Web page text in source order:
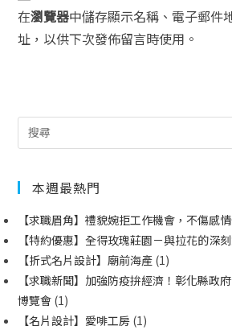
在瀏覽器中儲存顯示名稱、電子郵件
址，以供下次發佈留言時使用。
本週最熱門
【求職眉角】禮貌婉拒工作機會，不傷感
【特約優惠】全得玫瑰莊園－與拉花的深
【折式名片設計】廟前海產 (1)
【求職新聞】加強防疫拚經濟！彰化縣政
博覽會 (1)
【名片設計】愛啡工房 (1)